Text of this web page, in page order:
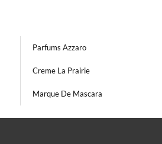
Parfums Azzaro
Creme La Prairie
Marque De Mascara